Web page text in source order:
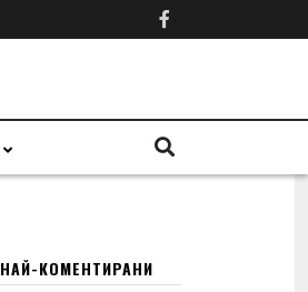
НАЙ-КОМЕНТИРАНИ